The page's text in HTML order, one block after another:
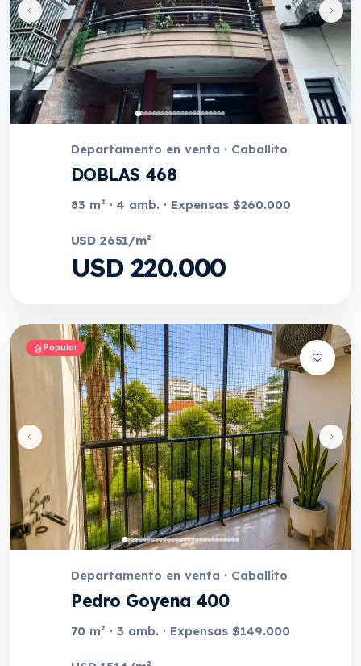
Departamento en venta · Caballito
DOBLAS 468
83 m² · 4 amb. · Expensas $260.000
USD 2651/m²
USD 220.000
Popular
Departamento en venta · Caballito
Pedro Goyena 400
70 m² · 3 amb. · Expensas $149.000